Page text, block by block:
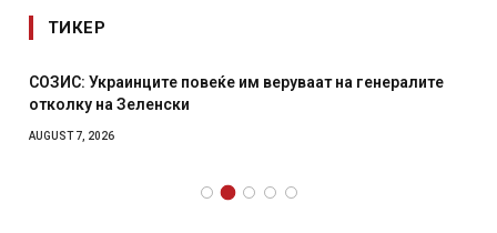
ТИКЕР
СОЗИС: Украинците повеќе им веруваат на генералите
отколку на Зеленски
AUGUST 7, 2026